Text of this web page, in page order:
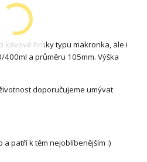
kávové hrnky typu makronka, ale i
a průměru 105mm. Výška
doporučujeme umývat
patří k těm nejoblíbenějším :)